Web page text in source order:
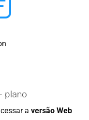
plano
a versão Web